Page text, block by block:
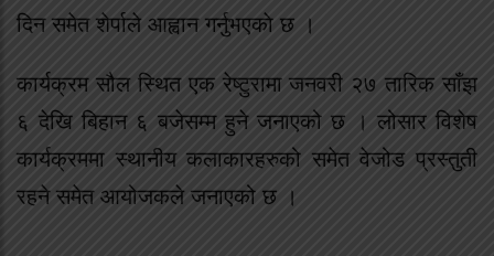
दिन समेत शेर्पाले आह्वान गर्नुभएकाे छ ।
कार्यक्रम सौल स्थित एक रेष्टुरामा जनवरी २७ तारिक साँझ
६ देखि बिहान ६ बजेसम्म हुने जनाएको छ । लोसार विशेष
कार्यक्रममा स्थानीय कलाकारहरुको समेत वेजोड प्रस्तुती
रहने समेत आयोजकले जनाएको छ ।